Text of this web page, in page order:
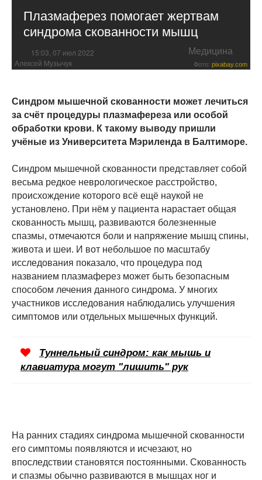
Плазмаферез помогает жертвам
синдрома скованности мышц
15:03, 07 июл 2022 Медицина
Алексей Музычук Фото: pixabay.com
Синдром мышечной скованности может лечиться
за счёт процедуры плазмафереза или особой
обработки крови. К такому выводу пришли
учёные из Университета Мэриленда в Балтиморе.
Синдром мышечной скованности представляет собой
весьма редкое неврологическое расстройство,
происхождение которого всё ещё наукой не
установлено. При нём у пациента нарастает общая
скованность мышц, развиваются болезненные
спазмы, отмечаются боли и напряжение мышц спины,
живота и шеи. И вот небольшое по масштабу
исследования показало, что процедура под
названием плазмаферез может быть безопасным
способом лечения данного синдрома. У многих
участников исследования наблюдались улучшения
симптомов или отдельных мышечных функций.
Туннельный синдром: как мышь и
клавиатура могут "лишить" рук
На ранних стадиях синдрома мышечной скованности
его симптомы появляются и исчезают, но
впоследствии становятся постоянными. Скованность
и спазмы обычно развиваются в мышцах ног и